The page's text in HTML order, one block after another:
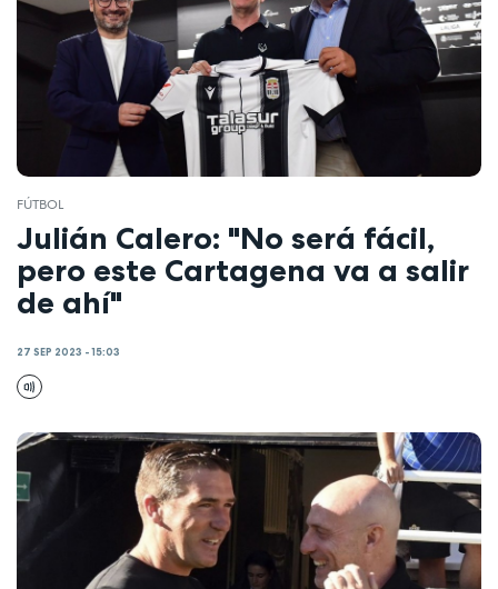
FÚTBOL
Julián Calero: "No será fácil,
pero este Cartagena va a salir
de ahí"
27 SEP 2023 - 15:03